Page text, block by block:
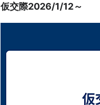
仮交際2026/1/12～